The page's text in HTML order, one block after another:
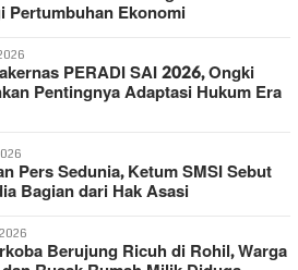
Pertumbuhan Ekonomi
PERADI SAI 2026, Ongki
Pentingnya Adaptasi Hukum Era
Pers Sedunia, Ketum SMSI Sebut
Bagian dari Hak Asasi
Berujung Ricuh di Rohil, Warga